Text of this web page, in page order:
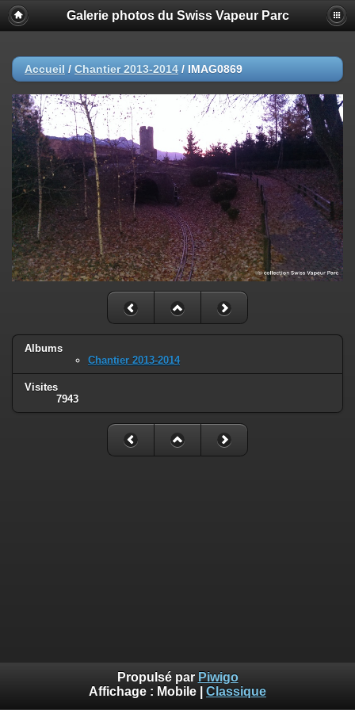
Galerie photos du Swiss Vapeur Parc
Accueil / Chantier 2013-2014 / IMAG0869
Albums
Chantier 2013-2014
Visites
7943
Propulsé par Piwigo
Affichage : Mobile Classique